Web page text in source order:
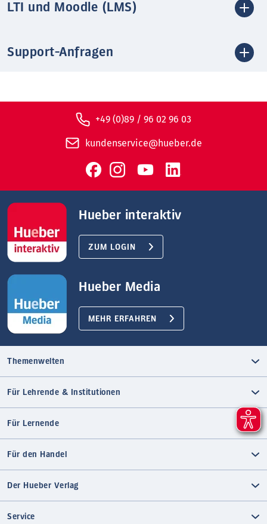
LTI und Moodle (LMS)
Support-Anfragen
+49 (0)89 / 96 02 96 03
kundenservice@hueber.de
Hueber interaktiv
ZUM LOGIN
Hueber Media
MEHR ERFAHREN
Themenwelten
Für Lehrende & Institutionen
Für Lernende
Für den Handel
Der Hueber Verlag
Service